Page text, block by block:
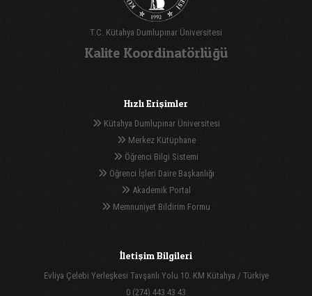
T.C. Kütahya Dumlupınar Üniversitesi
Kalite Koordinatörlüğü
Hızlı Erişimler
Kütahya Dumlupınar Üniversitesi
Merkez Kütüphane
Öğrenci Bilgi Sistemi
Öğrenci İşleri Daire Başkanlığı
Akademik Portal
Memnuniyet Bildirim Formu
İletişim Bilgileri
Evliya Çelebi Yerleşkesi Tavşanlı Yolu 10. KM Kütahya / Türkiye
0 (274) 443 43 43